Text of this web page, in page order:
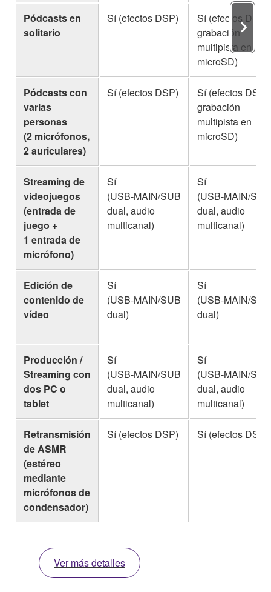
Pódcasts en
solitario
Sí (efectos DSP)
Sí (efectos DSP,
grabación
multipista en
microSD)
Pódcasts con
varias
personas
(2 micrófonos,
2 auriculares)
Sí (efectos DSP)
Sí (efectos DSP,
grabación
multipista en
microSD)
Streaming de
videojuegos
(entrada de
juego +
1 entrada de
micrófono)
Sí
(USB‑MAIN/SUB
dual, audio
multicanal)
Sí
(USB‑MAIN/SUB
dual, audio
multicanal)
Edición de
contenido de
vídeo
Sí
(USB‑MAIN/SUB
dual)
Sí
(USB‑MAIN/SUB
dual)
Producción /
Streaming con
dos PC o
tablet
Sí
(USB‑MAIN/SUB
dual, audio
multicanal)
Sí
(USB‑MAIN/SUB
dual, audio
multicanal)
Retransmisión
de ASMR
(estéreo
mediante
micrófonos de
condensador)
Sí (efectos DSP) Sí (efectos DSP)
Ver más detalles